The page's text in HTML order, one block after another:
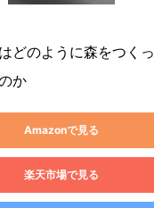
どのように森をつくっ
か
Amazonで見る
楽天市場で見る